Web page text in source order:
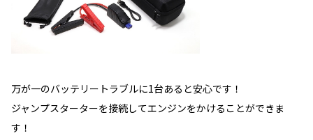
万が一のバッテリートラブルに1台あると安心です！
ジャンプスターターを接続してエンジンをかけることができま
す！